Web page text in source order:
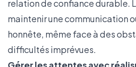
relation de confiance durable.
maintenir une communication
honnête, même face à des
difficultés imprévues.